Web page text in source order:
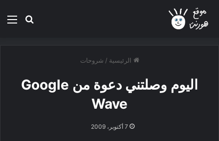
بحث
الرئيسية / شروحات
اليوم وصلتني دعوة من Google
Wave
7 أكتوبر، 2009